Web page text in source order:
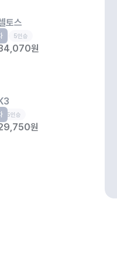
토스
5인승
원
5인승
원